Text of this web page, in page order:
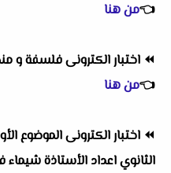
👈من هنا
⏪ اختبار الكترونى فلسفة و
👈من هنا
⏪ اختبار الكترونى الموضوع
الثانوي اعداد الأستاذة